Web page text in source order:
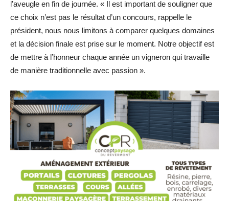
l’aveugle en fin de journée. « Il est important de souligner que
ce choix n’est pas le résultat d’un concours, rappelle le
président, nous nous limitons à comparer quelques domaines
et la décision finale est prise sur le moment. Notre objectif est
de mettre à l’honneur chaque année un vigneron qui travaille
de manière traditionnelle avec passion ».